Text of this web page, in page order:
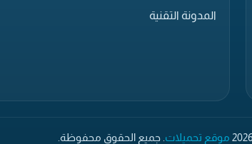
المدونة التقنية
موقع تحميلات . جميع الحقوق محفوظة.